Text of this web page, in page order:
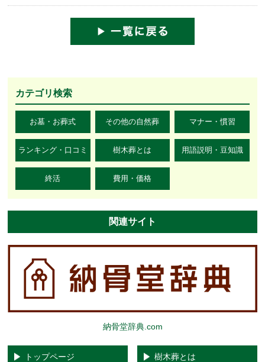
カテゴリ検索
お墓・お葬式 その他の自然葬 マナー・慣習
ランキング・口コミ 樹木葬とは 用語説明・豆知識
終活 費用・価格
関連サイト
納骨堂辞典.com
トップページ 樹木葬とは